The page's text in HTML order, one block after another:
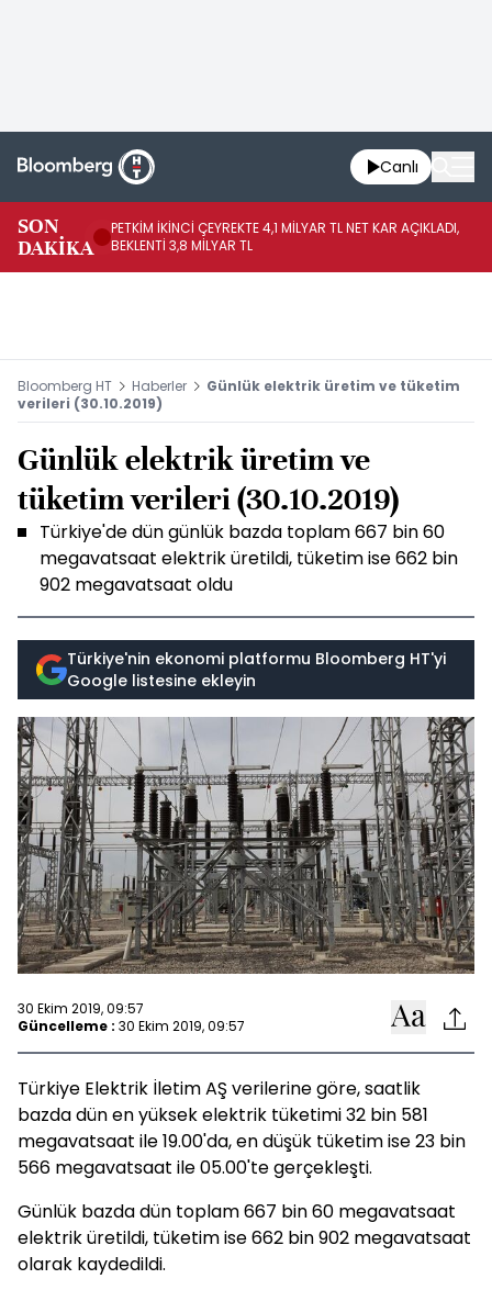
Canlı
SON
DAKİKA
PETKİM İKİNCİ ÇEYREKTE 4,1 MİLYAR TL NET KAR AÇIKLADI,
BEKLENTİ 3,8 MİLYAR TL
Bloomberg HT Haberler
Günlük elektrik üretim ve tüketim
verileri (30.10.2019)
Günlük elektrik üretim ve
tüketim verileri (30.10.2019)
Türkiye'de dün günlük bazda toplam 667 bin 60
megavatsaat elektrik üretildi, tüketim ise 662 bin
902 megavatsaat oldu
Türkiye'nin ekonomi platformu Bloomberg HT'yi
Google listesine ekleyin
30 Ekim 2019, 09:57
Güncelleme : 30 Ekim 2019, 09:57
Türkiye Elektrik İletim AŞ verilerine göre, saatlik
bazda dün en yüksek elektrik tüketimi 32 bin 581
megavatsaat ile 19.00'da, en düşük tüketim ise 23 bin
566 megavatsaat ile 05.00'te gerçekleşti.
Günlük bazda dün toplam 667 bin 60 megavatsaat
elektrik üretildi, tüketim ise 662 bin 902 megavatsaat
olarak kaydedildi.